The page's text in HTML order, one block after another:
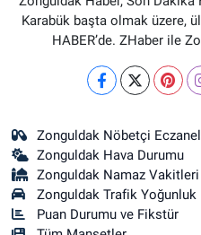
Karabük başta olmak üzere,
HABER’de. ZHaber ile
Zonguldak Nöbetçi
Zonguldak Hava Durumu
Zonguldak Namaz Vakitleri
Zonguldak Trafik Yoğunluk
Puan Durumu ve Fikstür